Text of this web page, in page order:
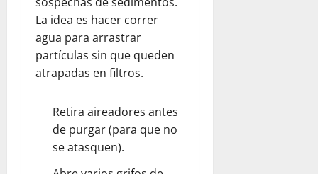
La idea es hacer correr
agua para arrastrar
partículas sin que queden
atrapadas en filtros.
Retira aireadores antes
de purgar (para que no
se atasquen).